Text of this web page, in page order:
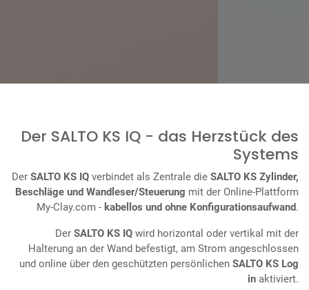
Der SALTO KS IQ - das Herzstück des
Systems
Der SALTO KS IQ verbindet als Zentrale die SALTO KS Zylinder,
Beschläge und Wandleser/Steuerung mit der Online-Plattform
My-Clay.com - kabellos und ohne Konfigurationsaufwand.
Der SALTO KS IQ wird horizontal oder vertikal mit der
Halterung an der Wand befestigt, am Strom angeschlossen
und online über den geschützten persönlichen SALTO KS Log
in aktiviert.